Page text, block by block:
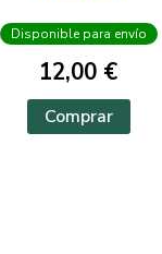
Disponible para envío
12,00 €
Comprar